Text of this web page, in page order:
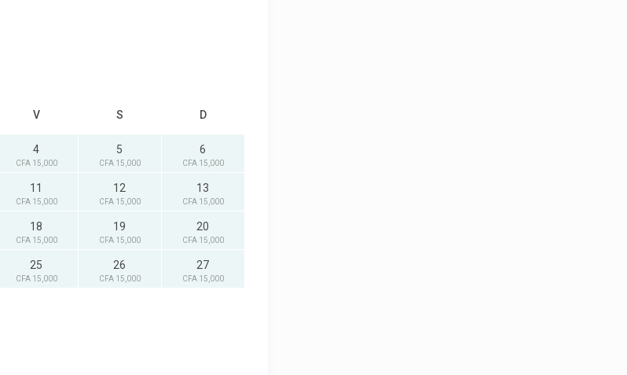
V S D
4
CFA 15,000
5
CFA 15,000
6
CFA 15,000
11
CFA 15,000
12
CFA 15,000
13
CFA 15,000
18
CFA 15,000
19
CFA 15,000
20
CFA 15,000
25
CFA 15,000
26
CFA 15,000
27
CFA 15,000